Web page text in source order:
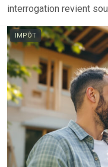
interrogation revient
IMPÔT